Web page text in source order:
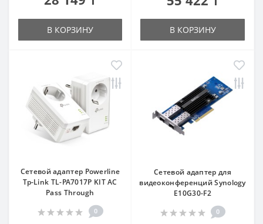
В КОРЗИНУ В КОРЗИНУ
Сетевой адаптер Powerline
Tp-Link TL-PA7017P KIT AC
Pass Through
0
Сетевой адаптер для
видеоконференций Synology
E10G30-F2
0